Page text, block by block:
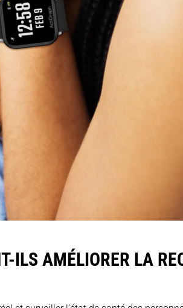
ILS AMÉLIORER LA